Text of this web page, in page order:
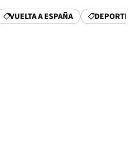
VUELTA A ESPAÑA